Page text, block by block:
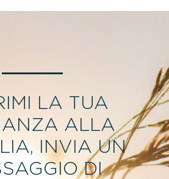
LA TUA
ALLA
INVIA UN
DI